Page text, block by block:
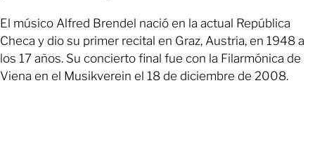
El músico Alfred Brendel nació en la actual República
Checa y dio su primer recital en Graz, Austria, en 1948 a
los 17 años. Su concierto final fue con la Filarmónica de
Viena en el Musikverein el 18 de diciembre de 2008.